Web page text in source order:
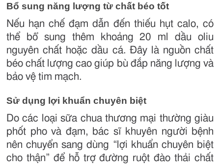
Bổ sung năng lượng từ chất béo tốt
Nếu hạn chế đạm dẫn đến thiếu hụt calo, có
thể bổ sung thêm khoảng 20 ml dầu oliu
nguyên chất hoặc dầu cá. Đây là nguồn chất
béo chất lượng cao giúp bù đắp năng lượng và
bảo vệ tim mạch.
Sử dụng lợi khuẩn chuyên biệt
Do các loại sữa chua thương mại thường giàu
phốt pho và đạm, bác sĩ khuyên người bệnh
nên chuyển sang dùng “lợi khuẩn chuyên biệt
cho thận” để hỗ trợ đường ruột đào thải chất